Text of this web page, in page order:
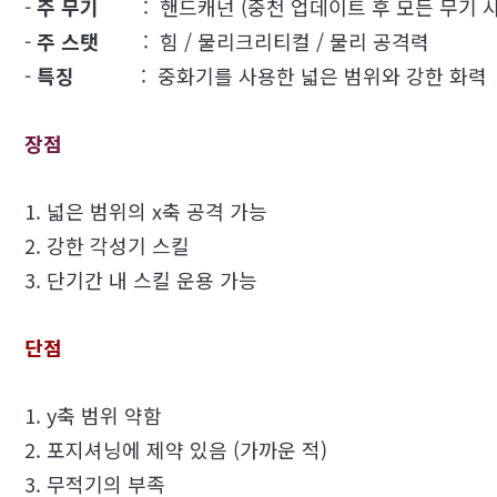
-주 무기 : 핸드캐넌 (중천 업데이트 후 모든 무기
-주 스탯
: 힘 / 물리크리티컬 / 물리 공격력
- 특징 : 중화기를 사용한 넓은 범위와 강한 화력
장점
1. 넓은 범위의 x축 공격 가능
2. 강한 각성기 스킬
3. 단기간 내 스킬 운용 가능
단점
1. y축 범위 약함
2. 포지셔닝에 제약 있음 (가까운 적)
3. 무적기의 부족